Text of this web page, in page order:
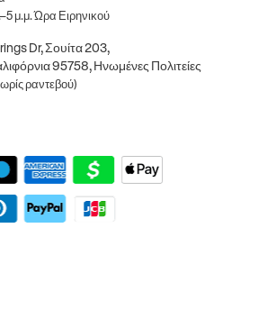
μ.μ. Ώρα Ειρηνικού
Dr, Σουίτα 203,
95758, Ηνωμένες Πολιτείες
ραντεβού)